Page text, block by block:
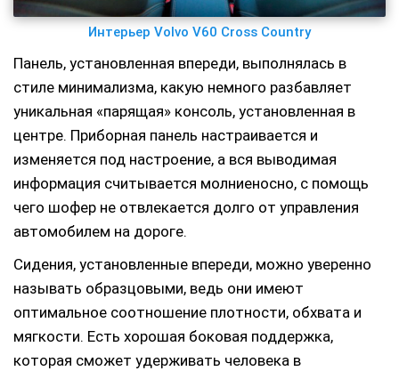
Интерьер Volvo V60 Cross Country
Панель, установленная впереди, выполнялась в
стиле минимализма, какую немного разбавляет
уникальная «парящая» консоль, установленная в
центре. Приборная панель настраивается и
изменяется под настроение, а вся выводимая
информация считывается молниеносно, с помощь
чего шофер не отвлекается долго от управления
автомобилем на дороге.
Сидения, установленные впереди, можно уверенно
называть образцовыми, ведь они имеют
оптимальное соотношение плотности, обхвата и
мягкости. Есть хорошая боковая поддержка,
которая сможет удерживать человека в